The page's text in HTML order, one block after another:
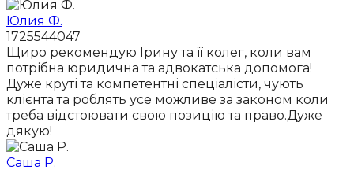
Юлия Ф.
1725544047
Щиро рекомендую Ірину та її колег, коли вам
потрібна юридична та адвокатська допомога!
Дуже круті та компетентні спеціалісти, чують
клієнта та роблять усе можливе за законом коли
треба відстоювати свою позицію та право.Дуже
дякую!
Саша Р.